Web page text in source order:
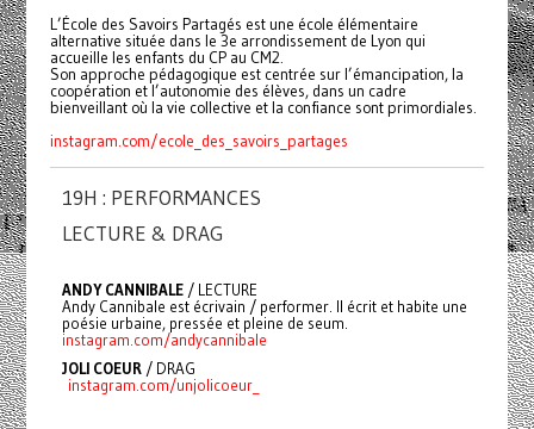
L’École des Savoirs Partagés est une école élémentaire
alternative située dans le 3e arrondissement de Lyon qui
accueille les enfants du CP au CM2.
Son approche pédagogique est centrée sur l’émancipation, la
coopération et l’autonomie des élèves, dans un cadre
bienveillant où la vie collective et la confiance sont primordiales.
instagram.com/ecole_des_savoirs_partages
19H : PERFORMANCES
LECTURE & DRAG
ANDY CANNIBALE/ LECTURE
Andy Cannibale est écrivain / performer. Il écrit et habite une
poésie urbaine, pressée et pleine de seum.
instagram.com/andycannibale
JOLI COEUR/ DRAG
instagram.com/unjolicoeur_